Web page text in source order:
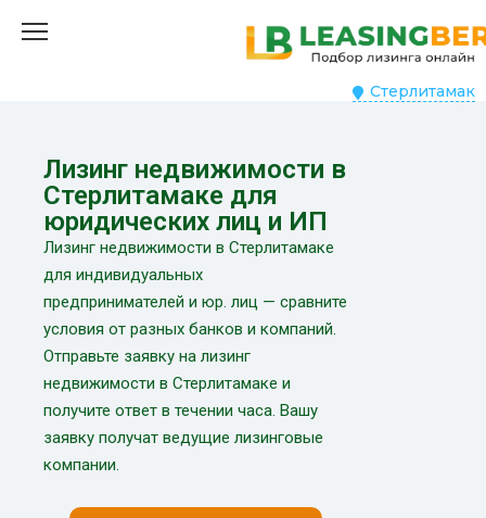
Стерлитамак
Лизинг недвижимости в
Стерлитамаке для
юридических лиц и ИП
Лизинг недвижимости в Стерлитамаке
для индивидуальных
предпринимателей и юр. лиц — сравните
условия от разных банков и компаний.
Отправьте заявку на лизинг
недвижимости в Стерлитамаке и
получите ответ в течении часа. Вашу
заявку получат ведущие лизинговые
компании.